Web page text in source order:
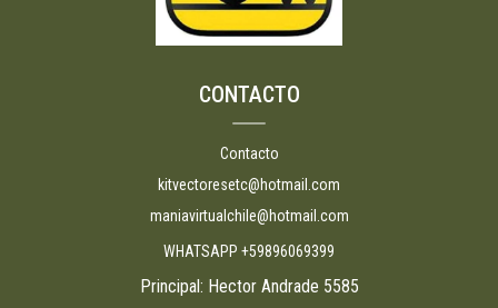
CONTACTO
Contacto
kitvectoresetc@hotmail.com
maniavirtualchile@hotmail.com
WHATSAPP +59896069399
Principal: Hector Andrade 5585